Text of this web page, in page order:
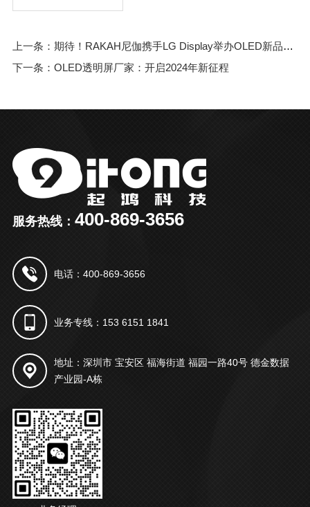
上一条：期待！RAKAH尼伽携手LG Display举办OLED新品发布会
下一条：OLED透明屏厂家：开启2024年新征程
服务热线： 400-869-3656
电话：400-869-3656
业务专线：153 6151 1841
地址：深圳市 宝安区 福海街道 福园一路40号 德金数据
产业园-A栋